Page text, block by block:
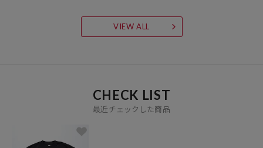
VIEW ALL
CHECK LIST
最近チェックした商品